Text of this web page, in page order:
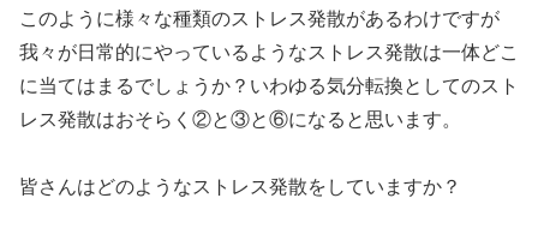
このように様々な種類のストレス発散があるわけですが
我々が日常的にやっているようなストレス発散は一体どこ
に当てはまるでしょうか？いわゆる気分転換としてのスト
レス発散はおそらく②と③と⑥になると思います。
皆さんはどのようなストレス発散をしていますか？